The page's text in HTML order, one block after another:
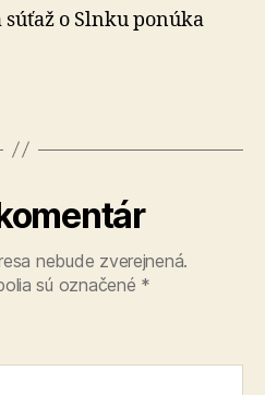
o Slnku ponúka
nebude zverejnená.
sú označené *